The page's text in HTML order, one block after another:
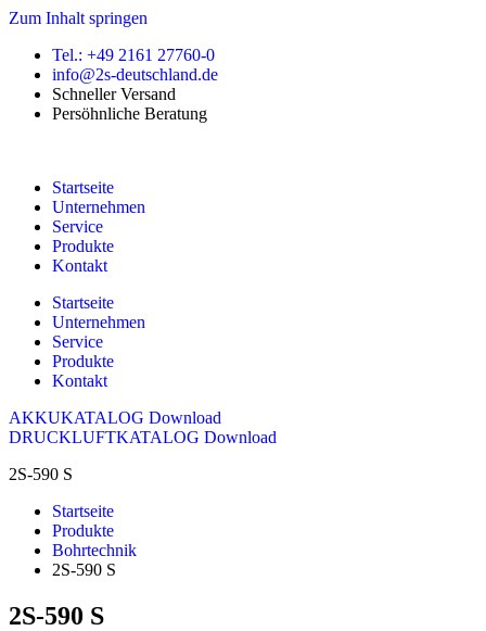
Zum Inhalt springen
Tel.: +49 2161 27760-0
info@2s-deutschland.de
Schneller Versand
Persöhnliche Beratung
Startseite
Unternehmen
Service
Produkte
Kontakt
Startseite
Unternehmen
Service
Produkte
Kontakt
AKKUKATALOG Download
DRUCKLUFTKATALOG Download
2S-590 S
Startseite
Produkte
Bohrtechnik
2S-590 S
2S-590 S